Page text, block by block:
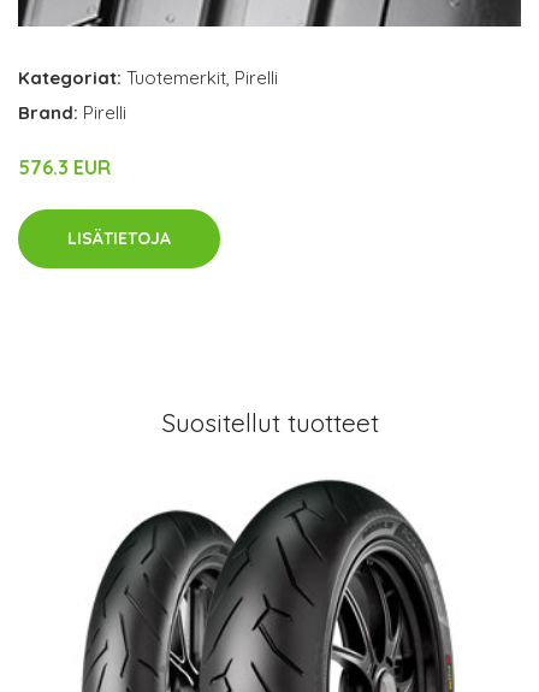
Kategoriat: Tuotemerkit, Pirelli
Brand: Pirelli
576.3 EUR
LISÄTIETOJA
Suositellut tuotteet